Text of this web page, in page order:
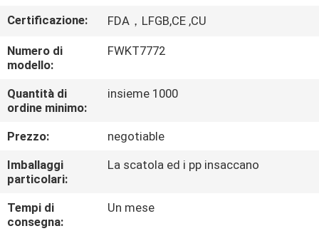
GIRO
DELLA
FABBRICA
CONTROLLO
DI
QUALITÀ
CONTATTICI
Certificazione:
FDA，LFGB,CE ,CU
Numero di
modello:
FWKT7772
Quantità di
ordine minimo:
insieme 1000
Prezzo:
negotiable
Imballaggi
particolari:
La scatola ed i pp insaccano
Tempi di
consegna:
Un mese